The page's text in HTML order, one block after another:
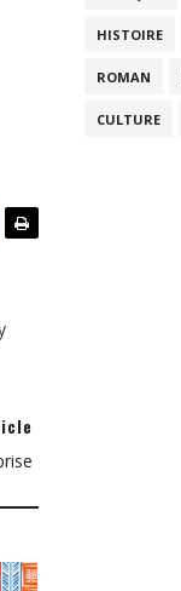
HISTOIRE
ROMAN
CULTURE